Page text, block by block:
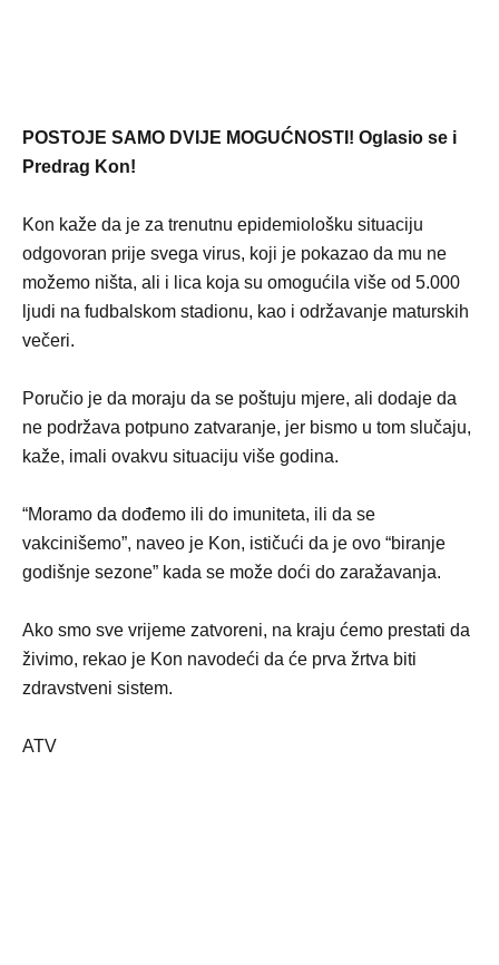
POSTOJE SAMO DVIJE MOGUĆNOSTI! Oglasio se i
Predrag Kon!
Kon kaže da je za trenutnu epidemiološku situaciju
odgovoran prije svega virus, koji je pokazao da mu ne
možemo ništa, ali i lica koja su omogućila više od 5.000
ljudi na fudbalskom stadionu, kao i održavanje maturskih
večeri.
Poručio je da moraju da se poštuju mjere, ali dodaje da
ne podržava potpuno zatvaranje, jer bismo u tom slučaju,
kaže, imali ovakvu situaciju više godina.
“Moramo da dođemo ili do imuniteta, ili da se
vakcinišemo”, naveo je Kon, ističući da je ovo “biranje
godišnje sezone” kada se može doći do zaražavanja.
Ako smo sve vrijeme zatvoreni, na kraju ćemo prestati da
živimo, rekao je Kon navodeći da će prva žrtva biti
zdravstveni sistem.
ATV